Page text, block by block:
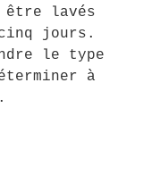
lavés
jours.
le type
à